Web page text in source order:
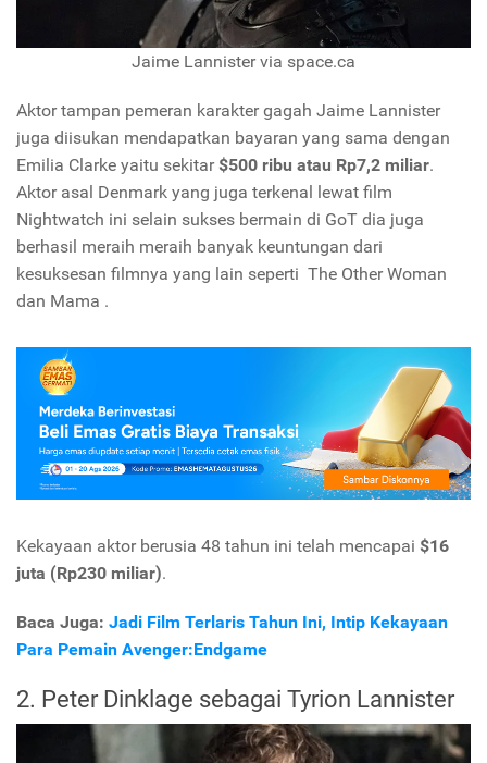
Jaime Lannister via space.ca
Aktor tampan pemeran karakter gagah Jaime Lannister
juga diisukan mendapatkan bayaran yang sama dengan
Emilia Clarke yaitu sekitar $500 ribu atau Rp7,2 miliar.
Aktor asal Denmark yang juga terkenal lewat film
Nightwatch ini selain sukses bermain di GoT dia juga
berhasil meraih meraih banyak keuntungan dari
kesuksesan filmnya yang lain seperti The Other Woman
dan Mama .
Kekayaan aktor berusia 48 tahun ini telah mencapai $16
juta (Rp230 miliar).
Baca Juga: Jadi Film Terlaris Tahun Ini, Intip Kekayaan
Para Pemain Avenger:Endgame
2. Peter Dinklage sebagai Tyrion Lannister